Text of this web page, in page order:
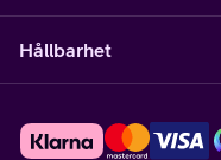
Hållbarhet